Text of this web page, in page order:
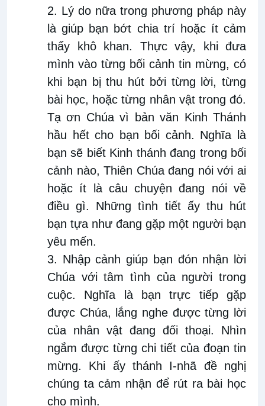
2. Lý do nữa trong phương pháp này
là giúp bạn bớt chia trí hoặc ít cảm
thấy khô khan. Thực vậy, khi đưa
mình vào từng bối cảnh tin mừng, có
khi bạn bị thu hút bởi từng lời, từng
bài học, hoặc từng nhân vật trong đó.
Tạ ơn Chúa vì bản văn Kinh Thánh
hầu hết cho bạn bối cảnh. Nghĩa là
bạn sẽ biết Kinh thánh đang trong bối
cảnh nào, Thiên Chúa đang nói với ai
hoặc ít là câu chuyện đang nói về
điều gì. Những tình tiết ấy thu hút
bạn tựa như đang gặp một người bạn
yêu mến.
3. Nhập cảnh giúp bạn đón nhận lời
Chúa với tâm tình của người trong
cuộc. Nghĩa là bạn trực tiếp gặp
được Chúa, lắng nghe được từng lời
của nhân vật đang đối thoại. Nhìn
ngắm được từng chi tiết của đoạn tin
mừng. Khi ấy thánh I-nhã đề nghị
chúng ta cảm nhận để rút ra bài học
cho mình.